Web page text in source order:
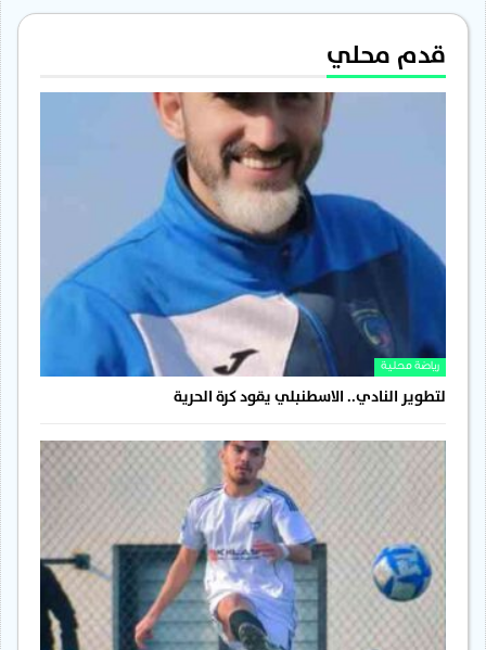
قدم محلي
رياضة محلية
لتطوير النادي.. الاسطنبلي يقود كرة الحرية